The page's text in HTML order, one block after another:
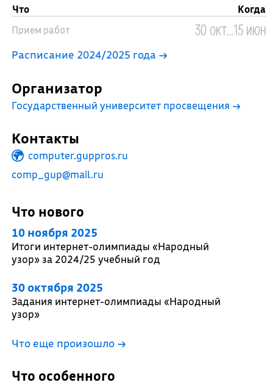
Что
Когда
Прием работ
30 окт...15 июн
Расписание 2024/2025 года →
Организатор
Государственный университет просвещения →
Контакты
computer.guppros.ru
comp_gup@mail.ru
Что нового
10 ноября 2025
Итоги интернет-олимпиады «Народный
узор» за 2024/25 учебный год
30 октября 2025
Задания интернет-олимпиады «Народный
узор»
Что еще произошло →
Что особенного